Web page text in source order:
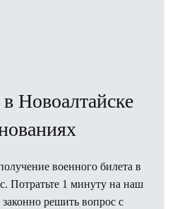
Новоалтайске
военного билета в
Потратьте 1 минуту на наш
решить вопрос с